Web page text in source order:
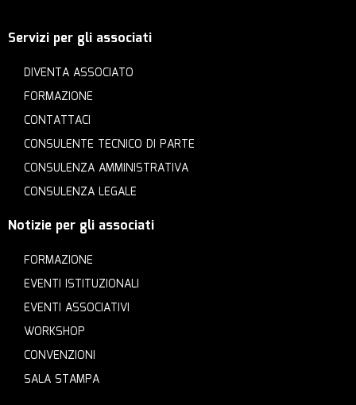
Servizi per gli associati
DIVENTA ASSOCIATO
FORMAZIONE
CONTATTACI
CONSULENTE TECNICO DI PARTE
CONSULENZA AMMINISTRATIVA
CONSULENZA LEGALE
Notizie per gli associati
FORMAZIONE
EVENTI ISTITUZIONALI
EVENTI ASSOCIATIVI
WORKSHOP
CONVENZIONI
SALA STAMPA